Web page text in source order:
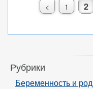
< 1 2
Рубрики
Беременность и